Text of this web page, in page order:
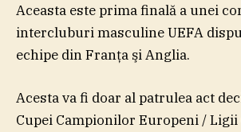
Aceasta este prima finală a unei
intercluburi masculine UEFA
echipe din Franţa şi Anglia.
Acesta va fi doar al patrulea act
Cupei Campionilor Europeni /